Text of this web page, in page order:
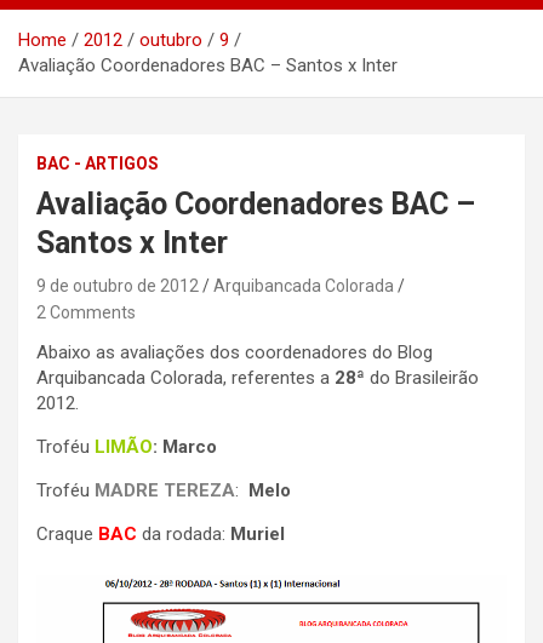
Home 2012 outubro
9
Avaliação Coordenadores BAC – Santos x Inter
BAC - ARTIGOS
Avaliação Coordenadores BAC –
Santos x Inter
9 de outubro de 2012
Arquibancada Colorada
2 Comments
Abaixo as avaliações dos coordenadores do Blog
Arquibancada Colorada, referentes a 28ª do Brasileirão
2012.
Troféu LIMÃO: Marco
Troféu MADRE TEREZA: Melo
Craque BAC da rodada: Muriel